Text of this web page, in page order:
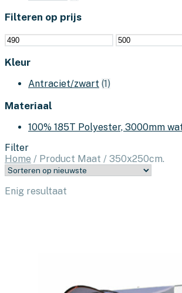
Filteren op prijs
Min.
prijs
Max.
prijs
Kleur
Antraciet/zwart (1)
Materiaal
100% 185T Polyester, 3000mm
Filter
Home / Product Maat / 350x250cm.
Enig resultaat